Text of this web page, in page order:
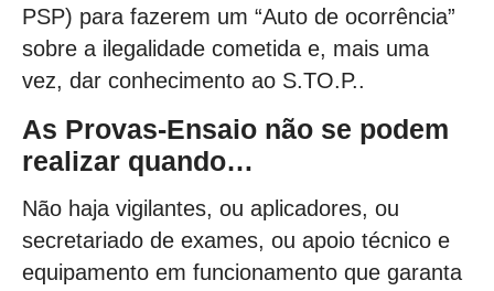
PSP) para fazerem um “Auto de ocorrência”
sobre a ilegalidade cometida e, mais uma
vez, dar conhecimento ao S.TO.P..
As Provas-Ensaio não se podem
realizar quando…
Não haja vigilantes, ou aplicadores, ou
secretariado de exames, ou apoio técnico e
equipamento em funcionamento que garanta